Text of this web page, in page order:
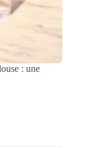
: une